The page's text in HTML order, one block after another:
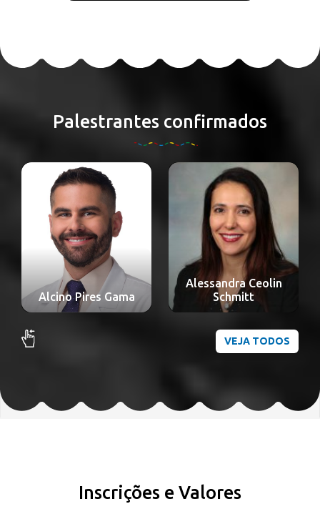
Palestrantes confirmados
Alessandra Ceolin
Schmitt
Alexandre Nakao
Odashiro
VEJA TODOS
Inscrições e Valores